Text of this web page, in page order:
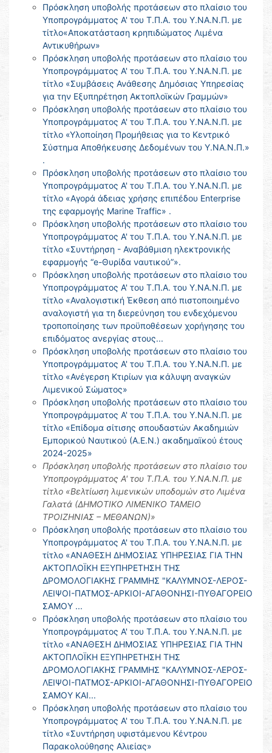
Πρόσκληση υποβολής προτάσεων στο πλαίσιο του
Υποπρογράμματος Α' του Τ.Π.Α. του Υ.ΝΑ.Ν.Π. με
τίτλο«Αποκατάσταση κρηπιδώματος Λιμένα
Αντικυθήρων»
Πρόσκληση υποβολής προτάσεων στο πλαίσιο του
Υποπρογράμματος Α' του Τ.Π.Α. του Υ.ΝΑ.Ν.Π. με
τίτλο «Συμβάσεις Ανάθεσης Δημόσιας Υπηρεσίας
για την Εξυπηρέτηση Ακτοπλοϊκών Γραμμών»
Πρόσκληση υποβολής προτάσεων στο πλαίσιο του
Υποπρογράμματος Α' του Τ.Π.Α. του Υ.ΝΑ.Ν.Π. με
τίτλο «Υλοποίηση Προμήθειας για το Κεντρικό
Σύστημα Αποθήκευσης Δεδομένων του Υ.ΝΑ.Ν.Π.»
.
Πρόσκληση υποβολής προτάσεων στο πλαίσιο του
Υποπρογράμματος Α' του Τ.Π.Α. του Υ.ΝΑ.Ν.Π. με
τίτλο «Αγορά άδειας χρήσης επιπέδου Enterprise
της εφαρμογής Marine Traffic» .
Πρόσκληση υποβολής προτάσεων στο πλαίσιο του
Υποπρογράμματος Α' του Τ.Π.Α. του Υ.ΝΑ.Ν.Π. με
τίτλο «Συντήρηση - Αναβάθμιση ηλεκτρονικής
εφαρμογής “e-Θυρίδα ναυτικού”».
Πρόσκληση υποβολής προτάσεων στο πλαίσιο του
Υποπρογράμματος Α' του Τ.Π.Α. του Υ.ΝΑ.Ν.Π. με
τίτλο «Αναλογιστική Έκθεση από πιστοποιημένο
αναλογιστή για τη διερεύνηση του ενδεχόμενου
τροποποίησης των προϋποθέσεων χορήγησης του
επιδόματος ανεργίας στους...
Πρόσκληση υποβολής προτάσεων στο πλαίσιο του
Υποπρογράμματος Α' του Τ.Π.Α. του Υ.ΝΑ.Ν.Π. με
τίτλο «Ανέγερση Κτιρίων για κάλυψη αναγκών
Λιμενικού Σώματος»
Πρόσκληση υποβολής προτάσεων στο πλαίσιο του
Υποπρογράμματος Α' του Τ.Π.Α. του Υ.ΝΑ.Ν.Π. με
τίτλο «Επίδομα σίτισης σπουδαστών Ακαδημιών
Εμπορικού Ναυτικού (Α.Ε.Ν.) ακαδημαϊκού έτους
2024-2025»
Πρόσκληση υποβολής προτάσεων στο πλαίσιο του
Υποπρογράμματος Α' του Τ.Π.Α. του Υ.ΝΑ.Ν.Π. με
τίτλο «Βελτίωση λιμενικών υποδομών στο Λιμένα
Γαλατά (ΔΗΜΟΤΙΚΟ ΛΙΜΕΝΙΚΟ ΤΑΜΕΙΟ
ΤΡΟΙΖΗΝΙΑΣ – ΜΕΘΑΝΩΝ)»
Πρόσκληση υποβολής προτάσεων στο πλαίσιο του
Υποπρογράμματος Α' του Τ.Π.Α. του Υ.ΝΑ.Ν.Π. με
τίτλο «ΑΝΑΘΕΣΗ ΔΗΜΟΣΙΑΣ ΥΠΗΡΕΣΙΑΣ ΓΙΑ ΤΗΝ
ΑΚΤΟΠΛΟΪΚΗ ΕΞΥΠΗΡΕΤΗΣΗ ΤΗΣ
ΔΡΟΜΟΛΟΓΙΑΚΗΣ ΓΡΑΜΜΗΣ "ΚΑΛΥΜΝΟΣ-ΛΕΡΟΣ-
ΛΕΙΨΟΙ-ΠΑΤΜΟΣ-ΑΡΚΙΟΙ-ΑΓΑΘΟΝΗΣΙ-ΠΥΘΑΓΟΡΕΙΟ
ΣΑΜΟΥ ...
Πρόσκληση υποβολής προτάσεων στο πλαίσιο του
Υποπρογράμματος Α' του Τ.Π.Α. του Υ.ΝΑ.Ν.Π. με
τίτλο «ΑΝΑΘΕΣΗ ΔΗΜΟΣΙΑΣ ΥΠΗΡΕΣΙΑΣ ΓΙΑ ΤΗΝ
ΑΚΤΟΠΛΟΪΚΗ ΕΞΥΠΗΡΕΤΗΣΗ ΤΗΣ
ΔΡΟΜΟΛΟΓΙΑΚΗΣ ΓΡΑΜΜΗΣ "ΚΑΛΥΜΝΟΣ-ΛΕΡΟΣ-
ΛΕΙΨΟΙ-ΠΑΤΜΟΣ-ΑΡΚΙΟΙ-ΑΓΑΘΟΝΗΣΙ-ΠΥΘΑΓΟΡΕΙΟ
ΣΑΜΟΥ ΚΑΙ...
Πρόσκληση υποβολής προτάσεων στο πλαίσιο του
Υποπρογράμματος Α' του Τ.Π.Α. του Υ.ΝΑ.Ν.Π. με
τίτλο «Συντήρηση υφιστάμενου Κέντρου
Παρακολούθησης Αλιείας»